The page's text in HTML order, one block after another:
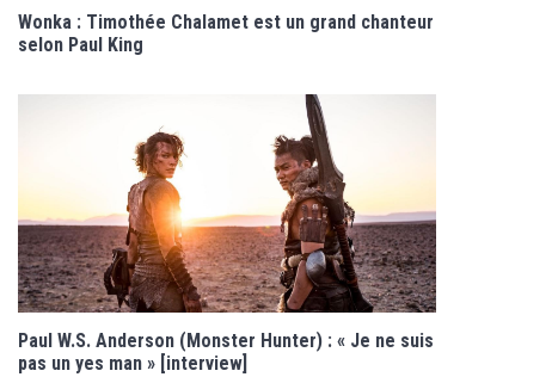
Wonka : Timothée Chalamet est un grand chanteur
selon Paul King
Paul W.S. Anderson (Monster Hunter) : « Je ne suis
pas un yes man » [interview]